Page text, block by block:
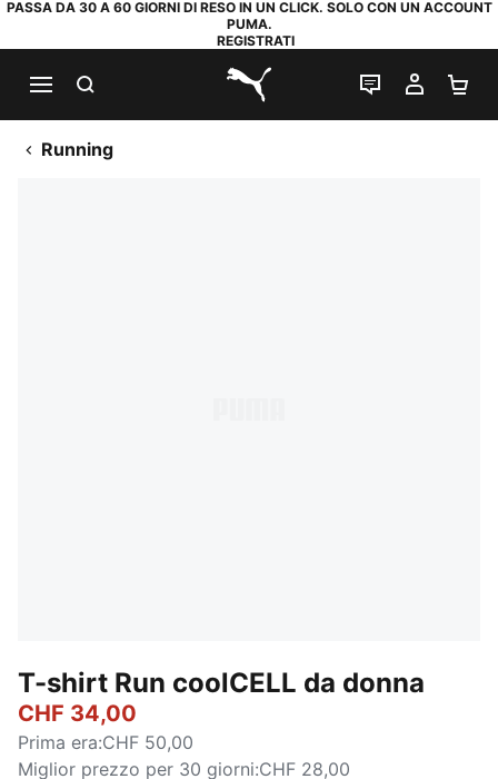
PASSA DA 30 A 60 GIORNI DI RESO IN UN CLICK. SOLO CON UN ACCOUNT
PUMA.
REGISTRATI
PUMA.com
CHAT IL MIO
Running
T-shirt Run coolCELL da donna
CHF 34,00
Prima era:CHF 50,00
Miglior prezzo per 30 giorni:CHF 28,00